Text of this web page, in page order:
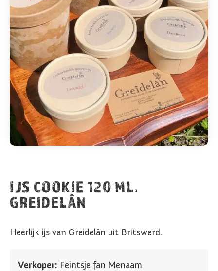
IJS COOKIE 120 ML.
GREIDELÂN
Heerlijk ijs van Greidelân uit Britswerd.
Verkoper: Feintsje fan Menaam